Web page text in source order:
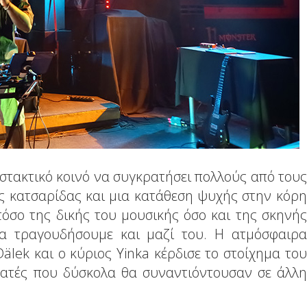
κοινό να συγκρατήσει πολλούς από τους
κατσαρίδας και μια κατάθεση ψυχής στην κόρη
της δικής του μουσικής όσο και της σκηνής
τραγουδήσουμε και μαζί του. Η ατμόσφαιρα
και ο κύριος Yinka κέρδισε το στοίχημα του
που δύσκολα θα συναντιόντουσαν σε άλλη